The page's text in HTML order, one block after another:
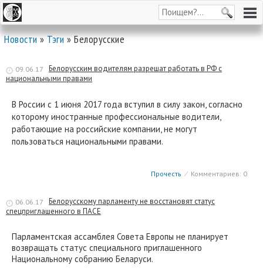
Новости»Тэги» Белорусские
09.06.17
Белорусским водителям разрешат работать в РФ с
национальными правами
В России с 1 июня 2017 года вступил в силу закон, согласно
которому иностранные профессиональные водители,
работающие на российские компании, не могут
пользоваться национальными правами.
Прочесть ⁄ Комментариев: 0
06.06.17
Белорусскому парламенту не восстановят статус
спецприглашенного в ПАСЕ
Парламентская ассамблея Совета Европы не планирует
возвращать статус специального приглашенного
Национальному собранию Беларуси.